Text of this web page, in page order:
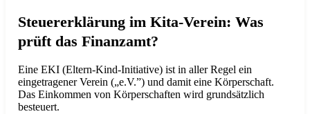
Steuererklärung im Kita-Verein: Was
prüft das Finanzamt?
Eine EKI (Eltern-Kind-Initiative) ist in aller Regel ein
eingetragener Verein („e.V.”) und damit eine Körperschaft.
Das Einkommen von Körperschaften wird grundsätzlich
besteuert.